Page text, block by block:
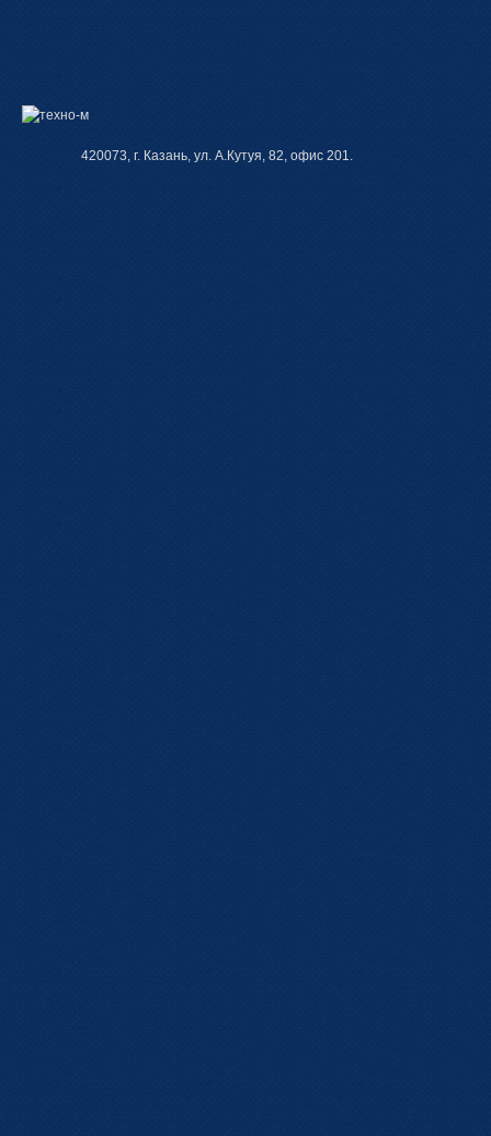
420073, г. Казань, ул. А.Кутуя, 82, офис 201.